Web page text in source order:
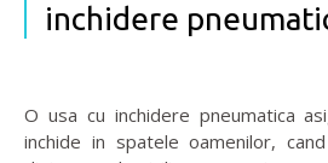
inchidere
O usa cu inchidere pneumatica
inchide in spatele oamenilor,